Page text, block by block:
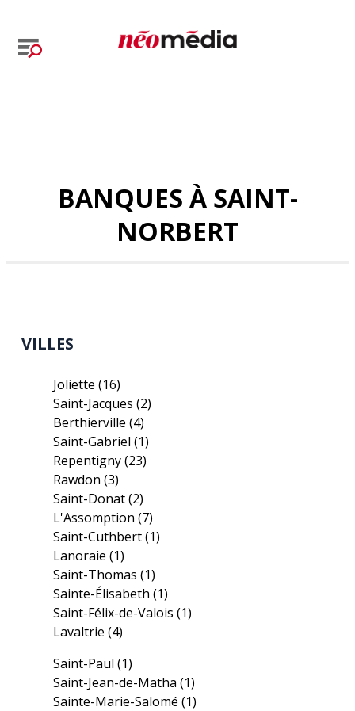
BANQUES À SAINT-
NORBERT
VILLES
Joliette(16)
Saint-Jacques(2)
Berthierville(4)
Saint-Gabriel(1)
Repentigny(23)
Rawdon(3)
Saint-Donat(2)
L'Assomption(7)
Saint-Cuthbert(1)
Lanoraie(1)
Saint-Thomas(1)
Sainte-Élisabeth(1)
Saint-Félix-de-Valois(1)
Lavaltrie(4)
Saint-Paul(1)
Saint-Jean-de-Matha(1)
Sainte-Marie-Salomé(1)